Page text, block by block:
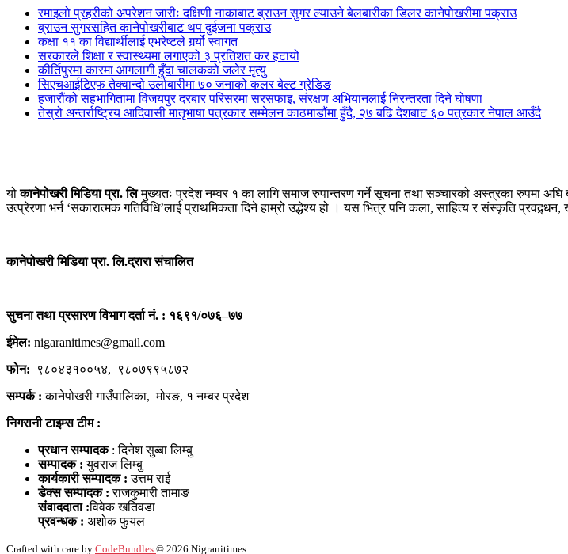
रमाइलो प्रहरीको अपरेशन जारीः दक्षिणी नाकाबाट ब्राउन सुगर ल्याउने बेलबारीका डिलर कानेपोखरीमा पक्राउ
ब्राउन सुगरसहित कानेपोखरीबाट थप दुईजना पक्राउ
कक्षा ११ का विद्यार्थीलाई एभरेष्टले गर्र्यो स्वागत
सरकारले शिक्षा र स्वास्थ्यमा लगाएको ३ प्रतिशत कर हटायो
कीर्तिपुरमा कारमा आगलागी हुँदा चालकको जलेर मृत्यु
सिएचआईटिएफ तेक्वान्दो उर्लाबारीमा ७० जनाको कलर बेल्ट ग्रेडिङ
हजारौंको सहभागितामा विजयपुर दरबार परिसरमा सरसफाइ, संरक्षण अभियानलाई निरन्तरता दिने घोषणा
तेस्रो अन्तर्राष्ट्रिय आदिवासी मातृभाषा पत्रकार सम्मेलन काठमाडौंमा हुँदै, २७ बढि देशबाट ६० पत्रकार नेपाल आउँदै
योकानेपोखरी मिडिया प्रा. लिमुख्यतः प्रदेश नम्वर १ का लागि समाज रुपान्तरण गर्ने सूचना तथा सञ्चारको अस्त्रका रुपमा
उत्प्रेरणा भर्न ‘सकारात्मक गतिविधि’लाई प्राथमिकता दिने हाम्रो उद्धेश्य हो । यस भित्र पनि कला, साहित्य र संस्कृति
कानेपोखरी मिडिया प्रा. लि.द्रारा संचालित
सुचना तथा प्रसारण विभाग दर्ता नं. : १६९१/०७६–७७
ईमेल: nigaranitimes@gmail.com
फोन:
९८०४३१००५४, ९८०७९९५८७२
सम्पर्क :कानेपोखरी गाउँपालिका, मोरङ, १ नम्बर प्रदेश
निगरानी टाइम्स टीम :
प्रधान सम्पादक : दिनेश सुब्बा लिम्बु
सम्पादक :युवराज लिम्बु
कार्यकारी सम्पादक : उत्तम राई
डेक्स सम्पादक :राजकुमारी तामाङ
संवाददाता :विवेक खतिवडा
प्रवन्धक : अशोक फुयल
Crafted with care by CodeBundles © 2026 Nigranitimes.